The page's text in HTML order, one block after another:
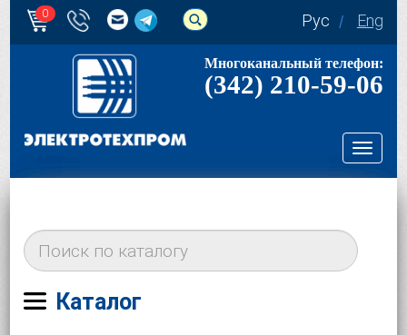
0 Рус Eng
Многоканальный телефон:
(342) 210-59-06
Каталог